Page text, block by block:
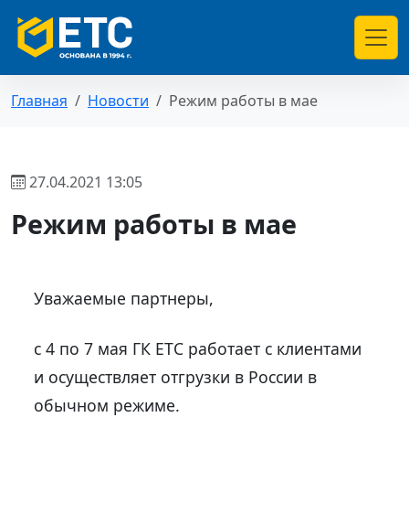
Главная Новости Режим работы в мае
27.04.2021 13:05
Режим работы в мае
Уважаемые партнеры,
с 4 по 7 мая ГК ЕТС работает с клиентами
и осуществляет отгрузки в России в
обычном режиме.